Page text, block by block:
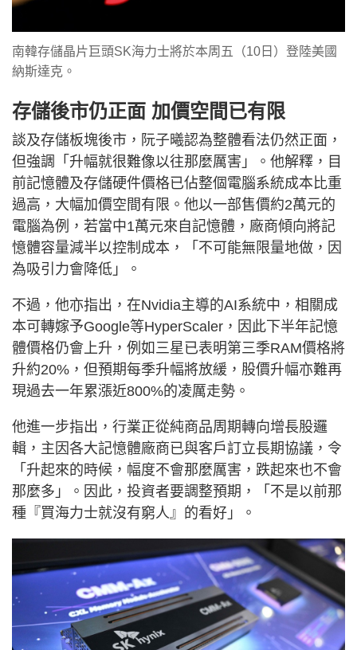
南韓存儲晶片巨頭SK海力士將於本周五（10日）登陸美國
納斯達克。
存儲後市仍正面 加價空間已有限
談及存儲板塊後市，阮子曦認為整體看法仍然正面，
但強調「升幅就很難像以往那麼厲害」。他解釋，目
前記憶體及存儲硬件價格已佔整個電腦系統成本比重
過高，大幅加價空間有限。他以一部售價約2萬元的
電腦為例，若當中1萬元來自記憶體，廠商傾向將記
憶體容量減半以控制成本，「不可能無限量地做，因
為吸引力會降低」。
不過，他亦指出，在Nvidia主導的AI系統中，相關成
本可轉嫁予Google等HyperScaler，因此下半年記憶
體價格仍會上升，例如三星已表明第三季RAM價格將
升約20%，但預期每季升幅將放緩，股價升幅亦難再
現過去一年累漲近800%的凌厲走勢。
他進一步指出，行業正從純商品周期轉向增長股邏
輯，主因各大記憶體廠商已與客戶訂立長期協議，令
「升起來的時候，幅度不會那麼厲害，跌起來也不會
那麼多」。因此，投資者要調整預期，「不是以前那
種『買海力士就沒有窮人』的看好」。